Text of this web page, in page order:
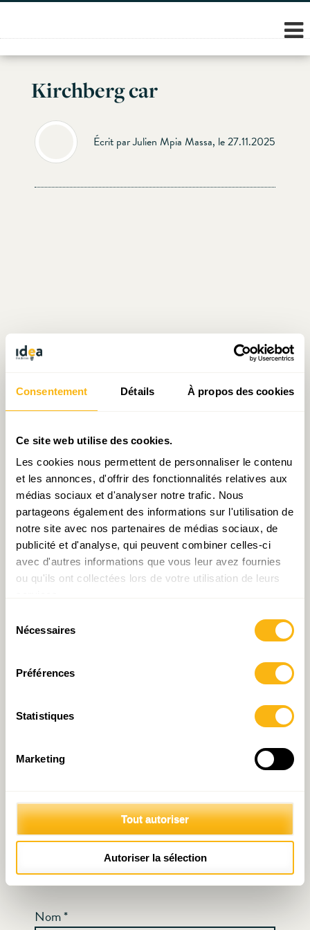
Consentement Détails À propos des cookies
Ce site web utilise des cookies.
Les cookies nous permettent de personnaliser le contenu
et les annonces, d'offrir des fonctionnalités relatives aux
médias sociaux et d'analyser notre trafic. Nous
partageons également des informations sur l'utilisation de
notre site avec nos partenaires de médias sociaux, de
publicité et d'analyse, qui peuvent combiner celles-ci
avec d'autres informations que vous leur avez fournies
ou qu'ils ont collectées lors de votre utilisation de leurs
Nécessaires
Préférences
Statistiques
Marketing
Tout autoriser
Autoriser la sélection
Skip
content
Kirchberg car
Écrit par Julien Mpia Massa, le 27.11.2025
le 27.11.2025
Prendre contact avec Julien Mpia Massa
Partager:
Les
champs obligatoires sont indiqués avec
Nom*